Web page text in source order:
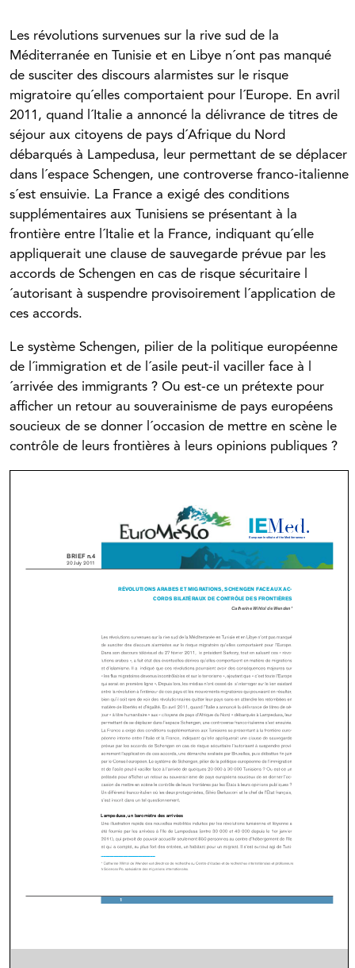
Les révolutions survenues sur la rive sud de la
Méditerranée en Tunisie et en Libye n´ont pas manqué
de susciter des discours alarmistes sur le risque
migratoire qu´elles comportaient pour l´Europe. En avril
2011, quand l´Italie a annoncé la délivrance de titres de
séjour aux citoyens de pays d´Afrique du Nord
débarqués à Lampedusa, leur permettant de se déplacer
dans l´espace Schengen, une controverse franco-italienne
s´est ensuivie. La France a exigé des conditions
supplémentaires aux Tunisiens se présentant à la
frontière entre l´Italie et la France, indiquant qu´elle
appliquerait une clause de sauvegarde prévue par les
accords de Schengen en cas de risque sécuritaire l
´autorisant à suspendre provisoirement l´application de
ces accords.
Le système Schengen, pilier de la politique européenne
de l´immigration et de l´asile peut-il vaciller face à l
´arrivée des immigrants ? Ou est-ce un prétexte pour
afficher un retour au souverainisme de pays européens
soucieux de se donner l´occasion de mettre en scène le
contrôle de leurs frontières à leurs opinions publiques ?